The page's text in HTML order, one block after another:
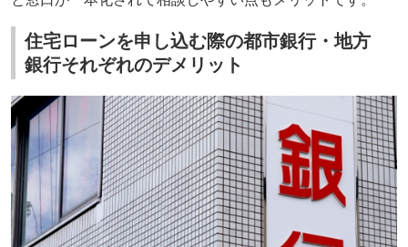
住宅ローンを申し込む際の都市銀行・地方
銀行それぞれのデメリット